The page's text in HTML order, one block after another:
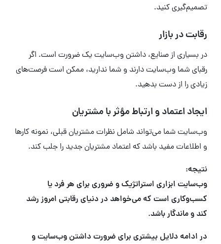
تصمیم‌گیری کنید.
رقابت در بازار
در بسیاری از صنایع، داشتن وب‌سایت یک ضرورت است. اگر
رقبای شما وب‌سایت دارند و شما ندارید، ممکن است فرصت‌های
زیادی را از دست بدهید.
ایجاد اعتماد و ارتباط مؤثر با مشتریان
وب‌سایت شما می‌تواند شامل نظرات مشتریان قبلی، نمونه کارها
و اطلاعات مفید باشد که اعتماد مشتریان جدید را جلب کند.
نتیجه:
وب‌سایت ابزاری استراتژیک و ضروری برای هر فرد یا
کسب‌وکاری است که می‌خواهد در دنیای رقابتی امروز رشد
کند و ماندگار باشد.
در ادامه دلایل بیشتری برای ضرورت داشتن وب‌سایت و